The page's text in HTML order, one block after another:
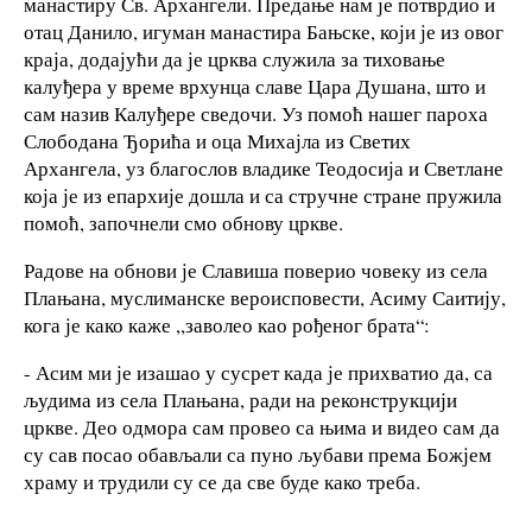
отац Данило, игуман манастира Бањске, који је из овог
краја, додајући да је црква служила за тиховање
калуђера у време врхунца славе Цара Душана, што и
сам назив Калуђере сведочи. Уз помоћ нашег пароха
Слободана Ђорића и оца Михајла из Светих
Архангела, уз благослов владике Теодосија и Светлане
која је из епархије дошла и са стручне стране пружила
помоћ, започнели смо обнову цркве.
Радове на обнови је Славиша поверио човеку из села
Плањана, муслиманске вероисповести, Асиму Саитију,
кога је како каже ,,заволео као рођеног брата“:
- Асим ми је изашао у сусрет када је прихватио да, са
људима из села Плањана, ради на реконструкцији
цркве. Део одмора сам провео са њима и видео сам да
су сав посао обављали са пуно љубави према Божјем
храму и трудили су се да све буде како треба.